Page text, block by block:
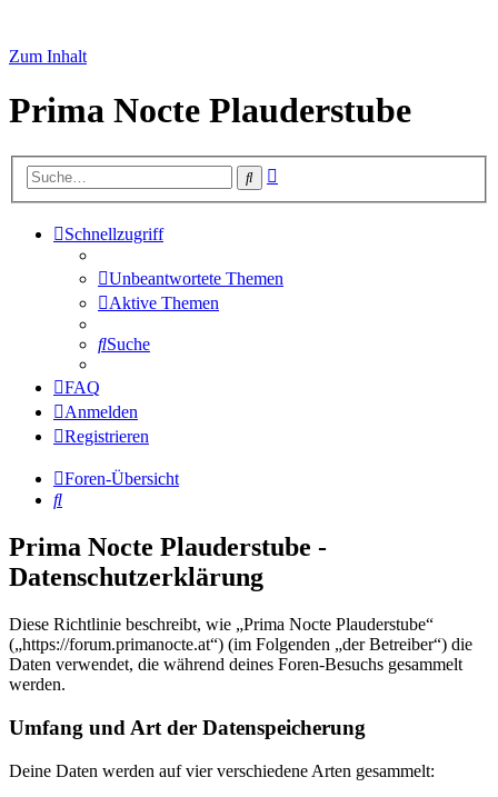
Zum Inhalt
Prima Nocte Plauderstube
Suche
Schnellzugriff
Unbeantwortete Themen
Aktive Themen
Suche
FAQ
Anmelden
Registrieren
Foren-Übersicht
Suche
Prima Nocte Plauderstube -
Datenschutzerklärung
Diese Richtlinie beschreibt, wie „Prima Nocte Plauderstube“
(„https://forum.primanocte.at“) (im Folgenden „der Betreiber“) die
Daten verwendet, die während deines Foren-Besuchs gesammelt
werden.
Umfang und Art der Datenspeicherung
Deine Daten werden auf vier verschiedene Arten gesammelt: